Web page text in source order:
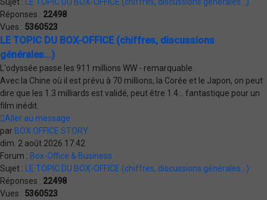
Réponses : 22498
Vues : 5360523
LE TOPIC DU BOX-OFFICE (chiffres, discussions
générales...)
L'odyssée passe les 911 millions WW - remarquable.
Avec la Chine où il est prévu à 70 millions, la Corée et le Japon, on peut
dire que les 1.3 milliards est validé, peut être 1.4... fantastique pour un
film inédit.
Aller au message
par BOX OFFICE STORY
dim. 2 août 2026 17:42
Forum : Box-Office & Business
Sujet :
LE TOPIC DU BOX-OFFICE (chiffres, discussions générales...)
Réponses : 22498
Vues : 5360523